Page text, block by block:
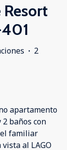
· 2
apartamento
baños con
el familiar
al LAGO